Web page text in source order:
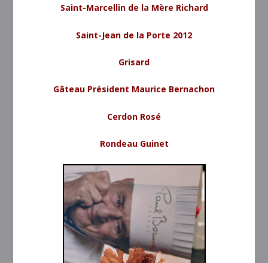
Saint-Marcellin de la Mère Richard
Saint-Jean de la Porte 2012
Grisard
Gâteau Président Maurice Bernachon
Cerdon Rosé
Rondeau Guinet